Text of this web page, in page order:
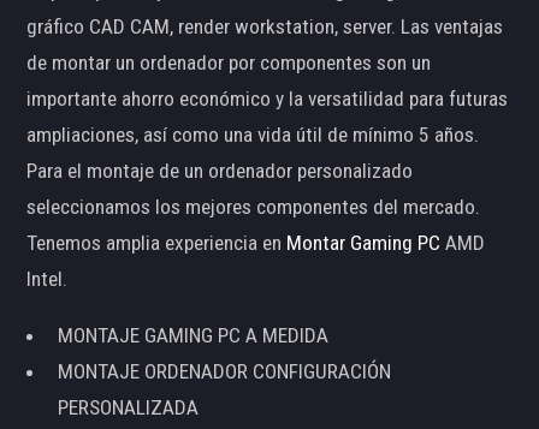
gráfico CAD CAM, render workstation, server. Las ventajas
de montar un ordenador por componentes son un
importante ahorro económico y la versatilidad para futuras
ampliaciones, así como una vida útil de mínimo 5 años.
Para el montaje de un ordenador personalizado
seleccionamos los mejores componentes del mercado.
Tenemos amplia experiencia en Montar Gaming PC AMD
Intel.
MONTAJE GAMING PC A MEDIDA
MONTAJE ORDENADOR CONFIGURACIÓN
PERSONALIZADA